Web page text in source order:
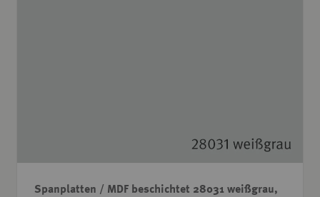
Spanplatten / MDF beschichtet 28031 weißgrau,